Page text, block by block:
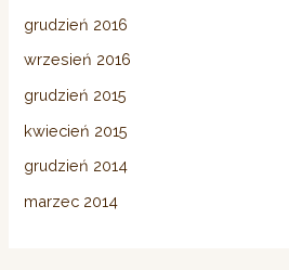
grudzień 2016
wrzesień 2016
grudzień 2015
kwiecień 2015
grudzień 2014
marzec 2014